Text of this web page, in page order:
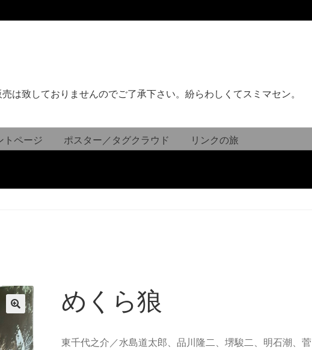
は致しておりませんのでご了承下さい。紛らわしくてスミマセン。
トページ ポスター／タグクラウド リンクの旅
めくら狼
東千代之介／水島道太郎、品川隆二、堺駿二、明石潮、菅